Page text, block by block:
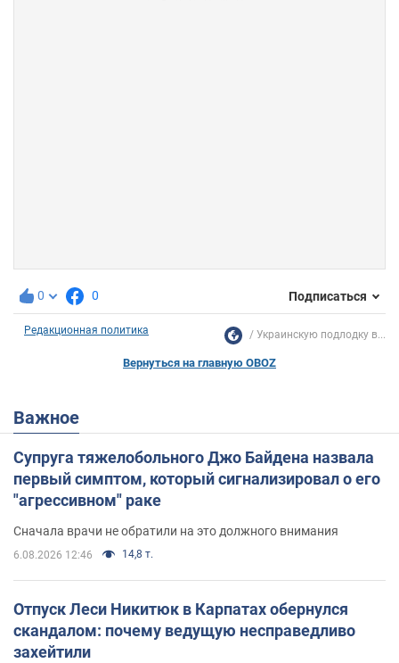
0 0 Подписаться
Редакционная политика Украинскую подлодку в...
Вернуться на главную OBOZ
Важное
Супруга тяжелобольного Джо Байдена назвала
первый симптом, который сигнализировал о его
"агрессивном" раке
Сначала врачи не обратили на это должного внимания
6.08.2026 12:46 14,8 т.
Отпуск Леси Никитюк в Карпатах обернулся
скандалом: почему ведущую несправедливо
захейтили